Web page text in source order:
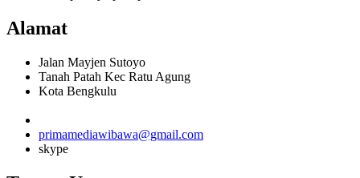
Alamat
Jalan Mayjen Sutoyo
Tanah Patah Kec Ratu Agung
Kota Bengkulu
primamediawibawa@gmail.com
skype